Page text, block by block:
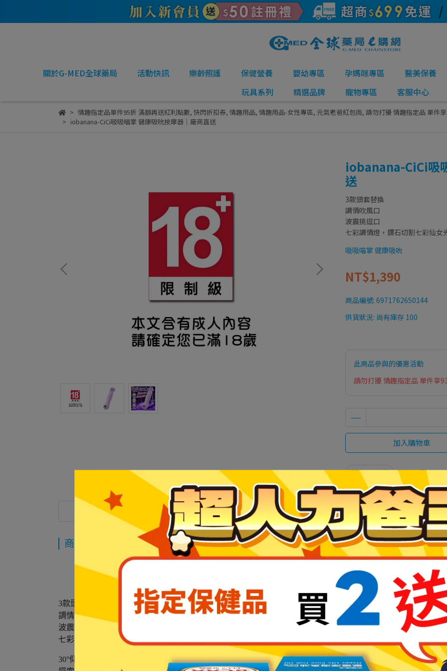
關於G-MED全球藥局 活動快訊 樂齡照護 保健營養 嬰幼專區 孕媽咪專區 醫美保養
玩具系列
精選品牌 寵物專區 客服中心
情趣指定品單件95折 滿額再送紅利點數, 快閃折扣券, 情趣用品, 情趣用品-女性專區, 元氣老爸紅包雨, 請勿打擾 情趣指定品 單件
iobanana-CiCi吸吸喵掌 健康吸吮按摩器｜廠商直送
iobanana-CiCi吸
送
3款頭套替換
調情吹風口
波震挑逗口
七彩調情燈，鑽石切割七彩仙女
吸吸喵掌 健康吸吮
NT$1,390
商品編號: 6971762650144
供貨狀況: 尚有庫存 100
此商品參與的優惠活動
請勿打擾 情趣指定品 單件享
加入購物車
加入最愛 此商品 「 最高
商品介紹 規格說明
商品介紹
3款頭套替換
調情吹風口
波震挑逗口
七彩調情燈，鑽石切割七彩仙女光
30°仰角